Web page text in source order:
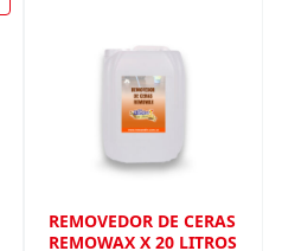
REMOVEDOR DE CERAS
REMOWAX X 20 LITROS